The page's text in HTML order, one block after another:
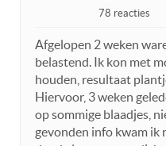
78 reacties
Afgelopen 2 weken
belastend. Ik kon met
houden, resultaat
Hiervoor, 3 weken
op sommige blaadjes,
gevonden info kwam ik